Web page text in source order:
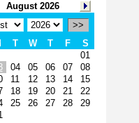
August 2026
>>
T W T F
S
01
04 05 06 07
08
11 12 13 14
15
18 19 20 21
22
25 26 27 28
29